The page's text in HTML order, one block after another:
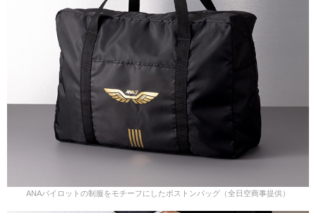
ANAパイロットの制服をモチーフにしたボストンバッグ（全日空商事提供）